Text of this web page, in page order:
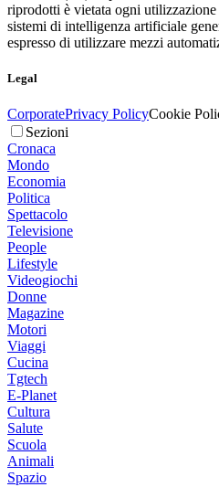
riprodotti è vietata ogni
sistemi di intelligenza artificiale
espresso di utilizzare mezzi
Legal
CorporatePrivacy PolicyCookie
Sezioni
Cronaca
Mondo
Economia
Politica
Spettacolo
Televisione
People
Lifestyle
Videogiochi
Donne
Magazine
Motori
Viaggi
Cucina
Tgtech
E-Planet
Cultura
Salute
Scuola
Animali
Spazio